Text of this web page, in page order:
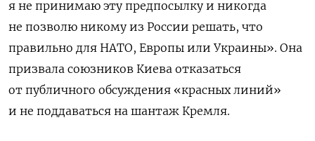
я не принимаю эту предпосылку и никогда
не позволю никому из России решать, что
правильно для НАТО, Европы или Украины». Она
призвала союзников Киева отказаться
от публичного обсуждения «красных линий»
и не поддаваться на шантаж Кремля.